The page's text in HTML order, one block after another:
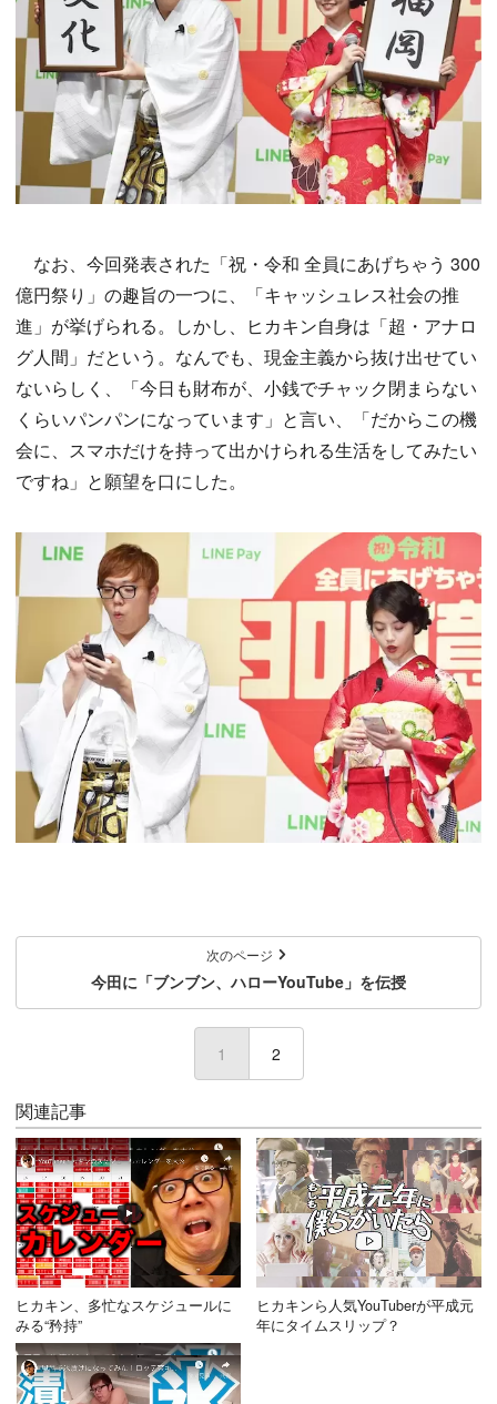
なお、今回発表された「祝・令和 全員にあげちゃう 300
億円祭り」の趣旨の一つに、「キャッシュレス社会の推
進」が挙げられる。しかし、ヒカキン自身は「超・アナロ
グ人間」だという。なんでも、現金主義から抜け出せてい
ないらしく、「今日も財布が、小銭でチャック閉まらない
くらいパンパンになっています」と言い、「だからこの機
会に、スマホだけを持って出かけられる生活をしてみたい
ですね」と願望を口にした。
次のページ
今田に「ブンブン、ハローYouTube」を伝授
1 (current)
2
関連記事
ヒカキン、多忙なスケジュールに
みる“矜持”
ヒカキンら人気YouTuberが平成元
年にタイムスリップ？